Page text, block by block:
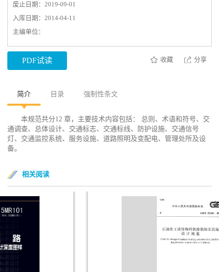
废止日期：2019-09-01
入库日期：2014-04-11
主编单位：
PDF试读 收藏 分享
简介 目录 强制性条文
本规范共分12 章，主要技术内容包括： 总则、术语和符号、交
通调查、总体设计、交通标志、交通标线、防护设施、交通信号
灯、交通监控系统、服务设施、道路照明及变配电、管理处所及设
备。
相关阅读